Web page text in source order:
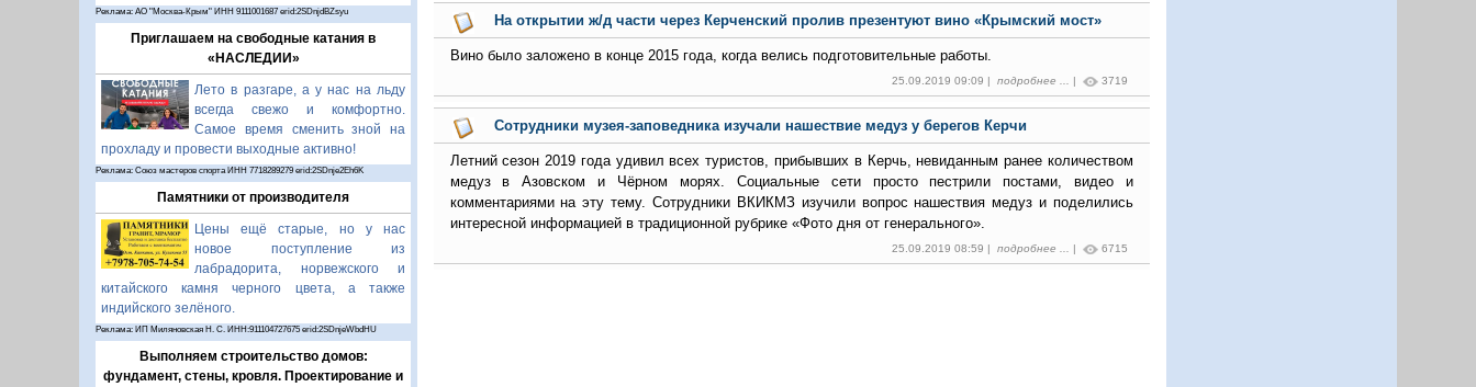
Реклама: АО "Москва-Крым" ИНН 9111001687 erid:2SDnjdBZsyu
Приглашаем на свободные катания в
«НАСЛЕДИИ»
Лето в разгаре, а у нас на льду
всегда свежо и комфортно.
Самое время сменить зной на
прохладу и провести выходные активно!
Реклама: Союз мастеров спорта ИНН 7718289279 erid:2SDnje2Eh6K
Памятники от производителя
Цены ещё старые, но у нас
новое поступление из
лабрадорита, норвежского и
китайского камня черного цвета, а также
индийского зелёного.
Реклама: ИП Миляновская Н. С. ИНН:911104727675 erid:2SDnjeWbdHU
Выполняем строительство домов:
фундамент, стены, кровля. Проектирование и
На открытии ж/д части через Керченский пролив презентуют вино «Крымский мост»
Вино было заложено в конце 2015 года, когда велись подготовительные работы.
25.09.2019 09:09 | подробнее ... | 3719
Сотрудники музея-заповедника изучали нашествие медуз у берегов Керчи
Летний сезон 2019 года удивил всех туристов, прибывших в Керчь, невиданным ранее количеством
медуз в Азовском и Чёрном морях. Социальные сети просто пестрили постами, видео и
комментариями на эту тему. Сотрудники ВКИКМЗ изучили вопрос нашествия медуз и поделились
интересной информацией в традиционной рубрике «Фото дня от генерального».
25.09.2019 08:59 | подробнее ... | 6715